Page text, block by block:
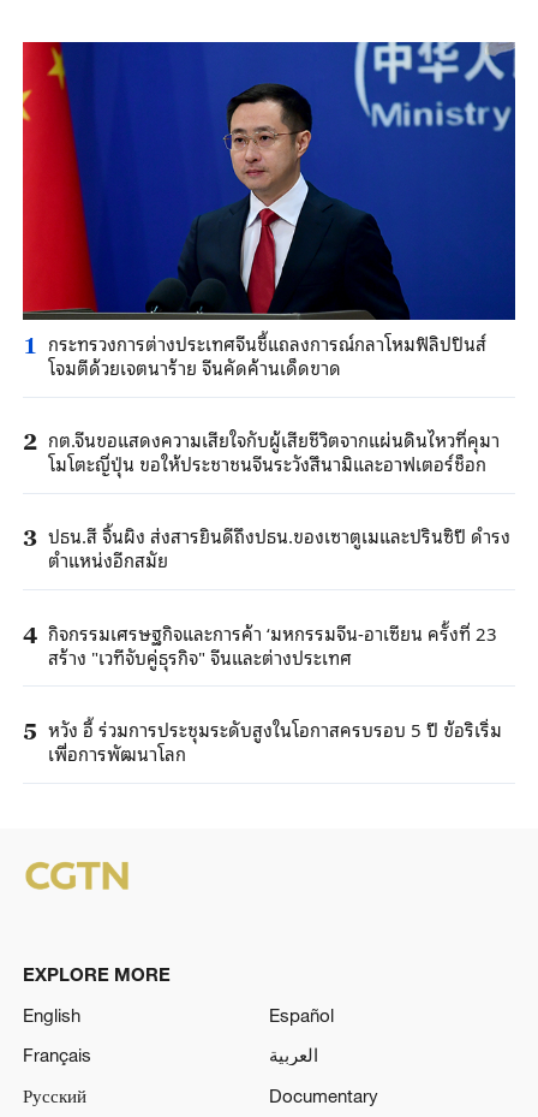
1 กระทรวงการต่างประเทศจีนชี้แถลงการณ์กลาโหมฟิลิปปินส์
โจมตีด้วยเจตนาร้าย จีนคัดค้านเด็ดขาด
2 กต.จีนขอแสดงความเสียใจกับผู้เสียชีวิตจากแผ่นดินไหวที่คุมา
โมโตะญี่ปุ่น ขอให้ประชาชนจีนระวังสึนามิและอาฟเตอร์ช็อก
3 ปธน.สี จิ้นผิง ส่งสารยินดีถึงปธน.ของเซาตูเมและปรินซิปี ดำรง
ตำแหน่งอีกสมัย
4 กิจกรรมเศรษฐกิจและการค้า ‘มหกรรมจีน-อาเซียน ครั้งที่ 23
สร้าง "เวทีจับคู่ธุรกิจ" จีนและต่างประเทศ
5 หวัง อี้ ร่วมการประชุมระดับสูงในโอกาสครบรอบ 5 ปี ข้อริเริ่ม
เพื่อการพัฒนาโลก
EXPLORE MORE
English
Español
Français
العربية
Русский
Documentary